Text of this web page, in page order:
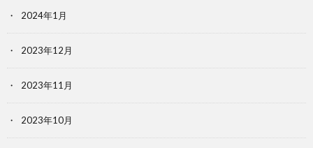
2024年1月
2023年12月
2023年11月
2023年10月